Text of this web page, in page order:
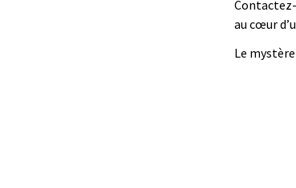
au cœur
Le